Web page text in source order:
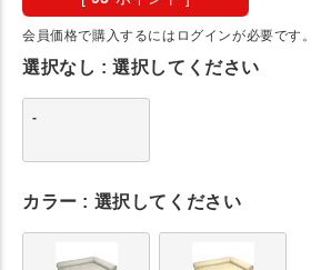
会員価格で購入するにはログインが必要です。
選択なし 選択してください
-
カラー 選択してください